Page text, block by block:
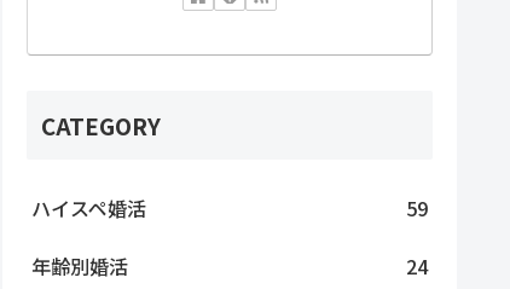
CATEGORY
ハイスペ婚活
59
年齢別婚活
24